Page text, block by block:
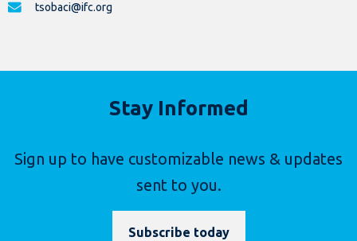
tsobaci@ifc.org
Stay Informed
Sign up to have customizable news & updates
sent to you.
Subscribe today